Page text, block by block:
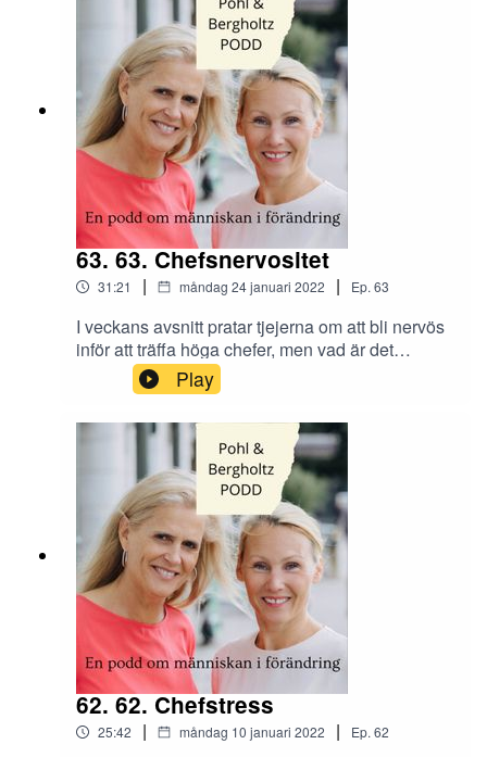
säga nej till jobb.
63. 63. Chefsnervositet
31:21 | måndag 24 januari 2022 | Ep. 63
I veckans avsnitt pratar tjejerna om att bli nervös
inför att träffa höga chefer, men vad är det
egentligen man blir nervös över? När ska man
säga nej till kunder och på vilka grunder? Maria
bjuder också på ett bra exempel på hur man som
kandidat söker ett jobb!
Play
62. 62. Chefstress
25:42 | måndag 10 januari 2022 | Ep. 62